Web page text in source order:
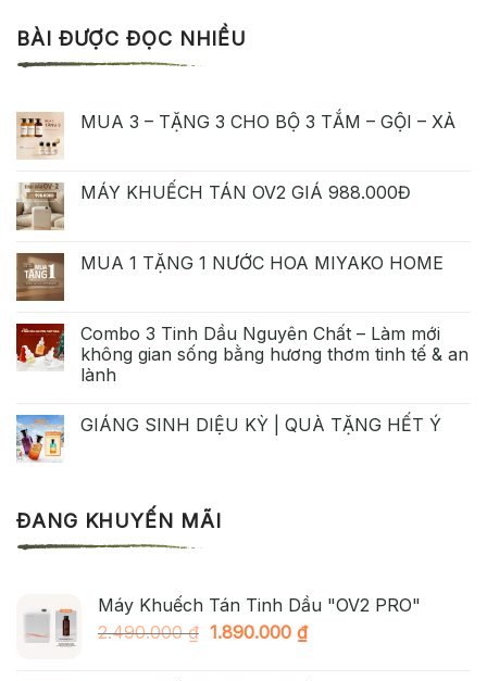
BÀI ĐƯỢC ĐỌC NHIỀU
MUA 3 – TẶNG 3 CHO BỘ 3 TẮM – GỘI – XẢ
MÁY KHUẾCH TÁN OV2 GIÁ 988.000Đ
MUA 1 TẶNG 1 NƯỚC HOA MIYAKO HOME
Combo 3 Tinh Dầu Nguyên Chất – Làm mới
không gian sống bằng hương thơm tinh tế & an
lành
GIÁNG SINH DIỆU KỲ | QUÀ TẶNG HẾT Ý
ĐANG KHUYẾN MÃI
Máy Khuếch Tán Tinh Dầu "OV2 PRO"
2.490.000₫ Giá
1.890.000 ₫Giá